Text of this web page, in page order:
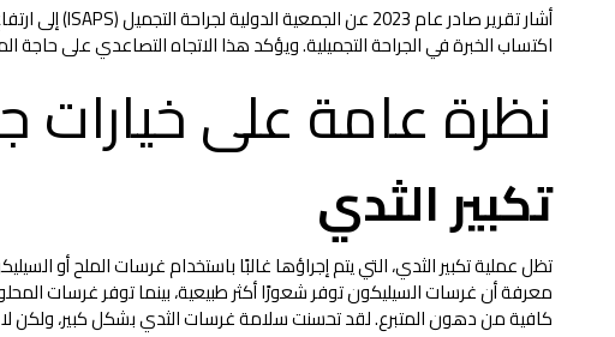
اكتساب الخبرة في الجراحة التجميلية. ويؤكد هذا الاتجاه التصاعدي على حاجة
نظرة عامة على خيارات
تكبير الثدي
تظل عملية تكبير الثدي، التي يتم إجراؤها غالبًا باستخدام غرسات الملح أو
معرفة أن غرسات السيليكون توفر شعورًا أكثر طبيعية، بينما توفر غرسات
كافية من دهون المتبرع. لقد تحسنت سلامة غرسات الثدي بشكل كبير، ولكن